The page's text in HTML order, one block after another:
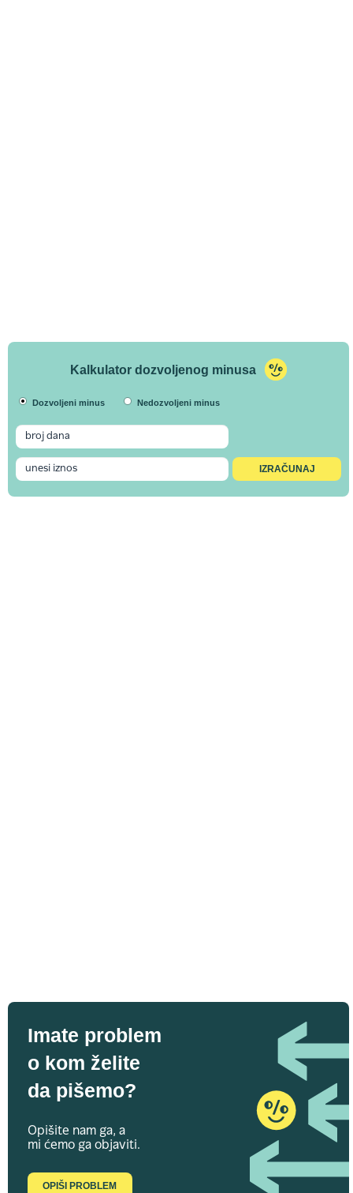
Kalkulator dozvoljenog minusa
Dozvoljeni minus Nedozvoljeni minus
Imate problem
o kom želite
da pišemo?
Opišite nam ga, a
mi ćemo ga objaviti.
OPIŠI PROBLEM